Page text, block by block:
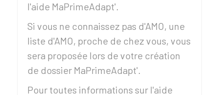
l'aide MaPrimeAdapt'.
Si vous ne connaissez pas d'AMO, une
liste d'AMO, proche de chez vous, vous
sera proposée lors de votre création
de dossier MaPrimeAdapt'.
Pour toutes informations sur l'aide